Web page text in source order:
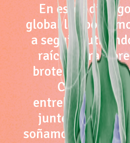
En estos
global le
a seguir
raíces para
broten así
Creemos en
juntes los
soñamos, y para